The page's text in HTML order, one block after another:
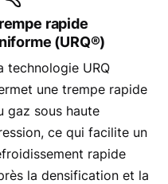
rapide
(URQ®)
technologie URQ
une trempe rapide
gaz sous haute
ce qui facilite un
rapide
la densification et la